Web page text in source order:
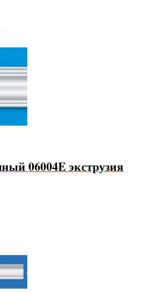
06004E экструзия